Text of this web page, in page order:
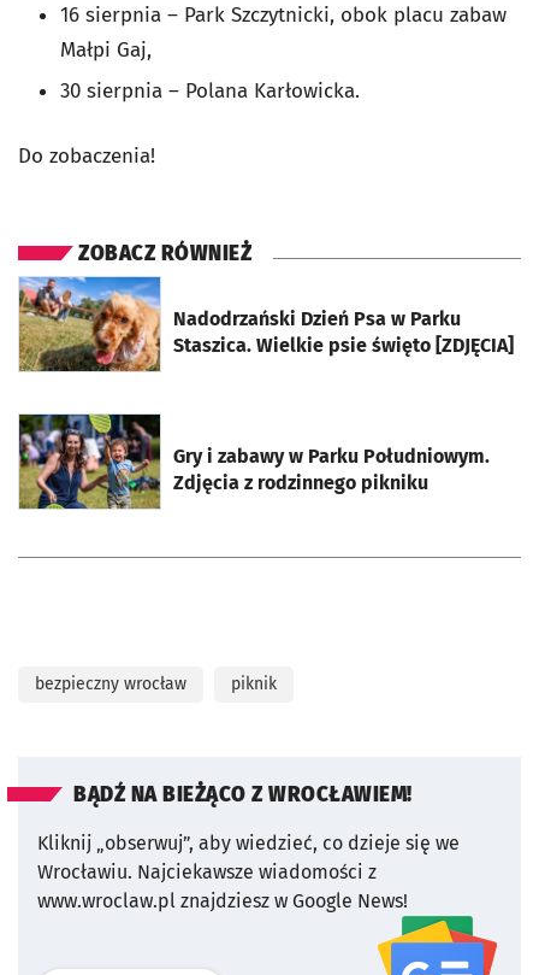
16 sierpnia – Park Szczytnicki, obok placu zabaw
Małpi Gaj,
30 sierpnia – Polana Karłowicka.
Do zobaczenia!
ZOBACZ RÓWNIEŻ
Nadodrzański Dzień Psa w Parku
Staszica. Wielkie psie święto [ZDJĘCIA]
otworzy się w nowej karcie
Gry i zabawy w Parku Południowym.
Zdjęcia z rodzinnego pikniku
otworzy się w nowej karcie
bezpieczny wrocław piknik
BĄDŹ NA BIEŻĄCO Z WROCŁAWIEM!
Kliknij „obserwuj”, aby wiedzieć, co dzieje się we
Wrocławiu. Najciekawsze wiadomości z
www.wroclaw.pl znajdziesz w Google News!